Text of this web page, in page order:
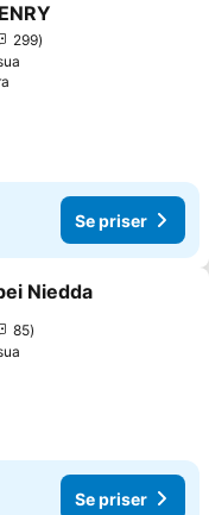
Mina Favoriter
299
Se priser
Mina Favoriter
Niedda
85
Se priser